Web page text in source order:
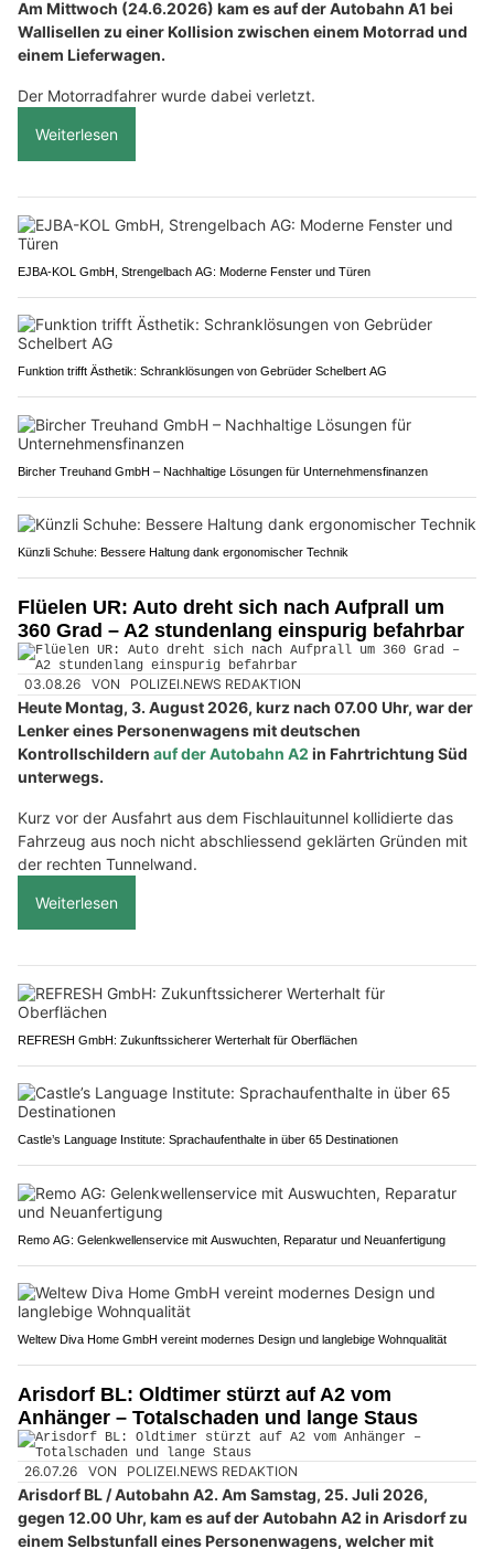
Am Mittwoch (24.6.2026) kam es auf der Autobahn A1 bei
Wallisellen zu einer Kollision zwischen einem Motorrad und
einem Lieferwagen.
Der Motorradfahrer wurde dabei verletzt.
Weiterlesen
EJBA-KOL GmbH, Strengelbach AG: Moderne Fenster und Türen
Funktion trifft Ästhetik: Schranklösungen von Gebrüder Schelbert AG
Bircher Treuhand GmbH – Nachhaltige Lösungen für Unternehmensfinanzen
Künzli Schuhe: Bessere Haltung dank ergonomischer Technik
Flüelen UR: Auto dreht sich nach Aufprall um
360 Grad – A2 stundenlang einspurig befahrbar
03.08.26 VON POLIZEI.NEWS REDAKTION
Heute Montag, 3. August 2026, kurz nach 07.00 Uhr, war der
Lenker eines Personenwagens mit deutschen
Kontrollschildern auf der Autobahn A2 in Fahrtrichtung Süd
unterwegs.
Kurz vor der Ausfahrt aus dem Fischlauitunnel kollidierte das
Fahrzeug aus noch nicht abschliessend geklärten Gründen mit
der rechten Tunnelwand.
Weiterlesen
REFRESH GmbH: Zukunftssicherer Werterhalt für Oberflächen
Castle’s Language Institute: Sprachaufenthalte in über 65 Destinationen
Remo AG: Gelenkwellenservice mit Auswuchten, Reparatur und Neuanfertigung
Weltew Diva Home GmbH vereint modernes Design und langlebige Wohnqualität
Arisdorf BL: Oldtimer stürzt auf A2 vom
Anhänger – Totalschaden und lange Staus
26.07.26 VON POLIZEI.NEWS REDAKTION
Arisdorf BL / Autobahn A2. Am Samstag, 25. Juli 2026,
gegen 12.00 Uhr, kam es auf der Autobahn A2 in Arisdorf zu
einem Selbstunfall eines Personenwagens, welcher mit